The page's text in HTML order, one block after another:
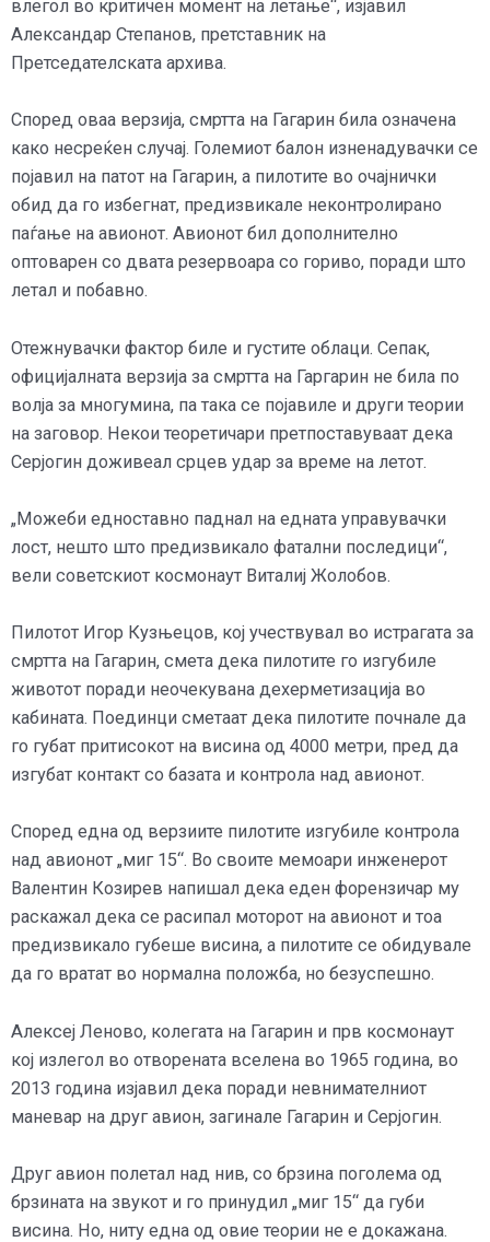
влегол во критичен момент на летање“, изјавил
Александар Степанов, претставник на
Претседателската архива.
Според оваа верзија, смртта на Гагарин била означена
како несреќен случај. Големиот балон изненадувачки се
појавил на патот на Гагарин, а пилотите во очајнички
обид да го избегнат, предизвикале неконтролирано
паѓање на авионот. Авионот бил дополнително
оптоварен со двата резервоара со гориво, поради што
летал и побавно.
Отежнувачки фактор биле и густите облаци. Сепак,
официјалната верзија за смртта на Гаргарин не била по
волја за многумина, па така се појавиле и други теории
на заговор. Некои теоретичари претпоставуваат дека
Серјогин доживеал срцев удар за време на летот.
„Можеби едноставно паднал на едната управувачки
лост, нешто што предизвикало фатални последици“,
вели советскиот космонаут Виталиј Жолобов.
Пилотот Игор Кузњецов, кој учествувал во истрагата за
смртта на Гагарин, смета дека пилотите го изгубиле
животот поради неочекувана дехерметизација во
кабината. Поединци сметаат дека пилотите почнале да
го губат притисокот на висина од 4000 метри, пред да
изгубат контакт со базата и контрола над авионот.
Според една од верзиите пилотите изгубиле контрола
над авионот „миг 15“. Во своите мемоари инженерот
Валентин Козирев напишал дека еден форензичар му
раскажал дека се расипал моторот на авионот и тоа
предизвикало губеше висина, а пилотите се обидувале
да го вратат во нормална положба, но безуспешно.
Алексеј Леново, колегата на Гагарин и прв космонаут
кој излегол во отворената вселена во 1965 година, во
2013 година изјавил дека поради невнимателниот
маневар на друг авион, загинале Гагарин и Серјогин.
Друг авион полетал над нив, со брзина поголема од
брзината на звукот и го принудил „миг 15“ да губи
висина. Но, ниту една од овие теории не е докажана.